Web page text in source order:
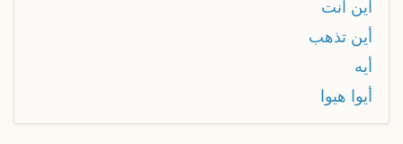
أين انت
أين تذهب
أيه
أيوا هيوا